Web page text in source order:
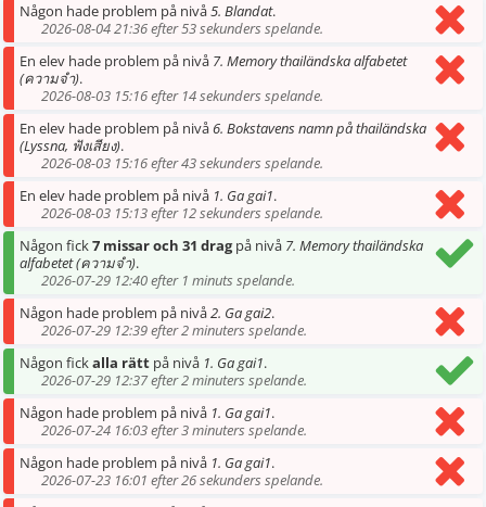
Någon hade problem på nivå5. Blandat.
2026-08-04 21:36 efter 53 sekunders spelande.
En elev hade problem på nivå 7. Memory thailändska alfabetet
(ความจำ).
2026-08-03 15:16 efter 14 sekunders spelande.
En elev hade problem på nivå6. Bokstavens namn på thailändska
(Lyssna, ฟังเสียง).
2026-08-03 15:16 efter 43 sekunders spelande.
En elev hade problem på nivå 1. Ga gai1.
2026-08-03 15:13 efter 12 sekunders spelande.
Någon fick7 missar och 31 dragpå nivå 7. Memory thailändska
alfabetet (ความจำ).
2026-07-29 12:40 efter 1 minuts spelande.
Någon hade problem på nivå2. Ga gai2.
2026-07-29 12:39 efter 2 minuters spelande.
Någon fickalla rätt på nivå 1. Ga gai1.
2026-07-29 12:37 efter 2 minuters spelande.
Någon hade problem på nivå 1. Ga gai1.
2026-07-24 16:03 efter 3 minuters spelande.
Någon hade problem på nivå 1. Ga gai1.
2026-07-23 16:01 efter 26 sekunders spelande.